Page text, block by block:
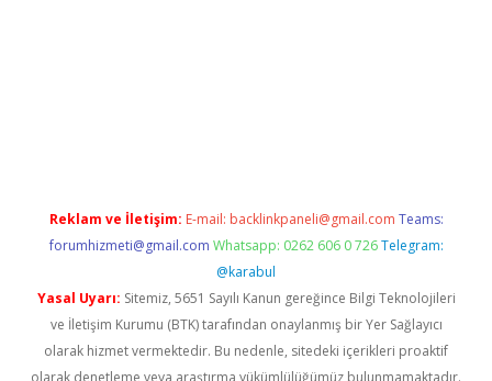
Reklam ve İletişim: E-mail: backlinkpaneli@gmail.com Teams:
forumhizmeti@gmail.com Whatsapp: 0262 606 0 726 Telegram:
@karabul
Yasal Uyarı: Sitemiz, 5651 Sayılı Kanun gereğince Bilgi Teknolojileri
ve İletişim Kurumu (BTK) tarafından onaylanmış bir Yer Sağlayıcı
olarak hizmet vermektedir. Bu nedenle, sitedeki içerikleri proaktif
olarak denetleme veya araştırma yükümlülüğümüz bulunmamaktadır.